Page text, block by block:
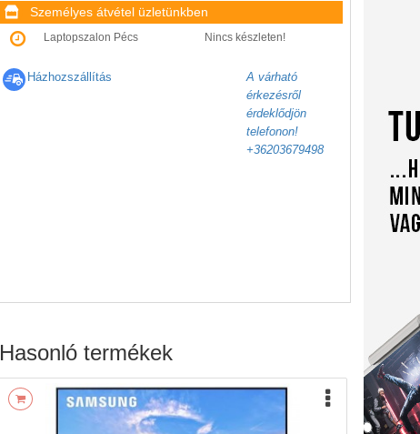
Személyes átvétel üzletünkben
Laptopszalon Pécs Nincs készleten!
Házhozszállítás
A várható
érkezésről
érdeklődjön
telefonon!
+36203679498
Hasonló termékek